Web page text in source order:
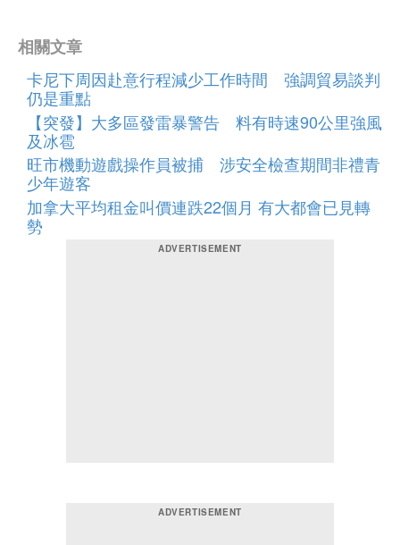
相關文章
卡尼下周因赴意行程減少工作時間 強調貿易談判
仍是重點
【突發】大多區發雷暴警告 料有時速90公里強風
及冰雹
旺市機動遊戲操作員被捕 涉安全檢查期間非禮青
少年遊客
加拿大平均租金叫價連跌22個月 有大都會已見轉
勢